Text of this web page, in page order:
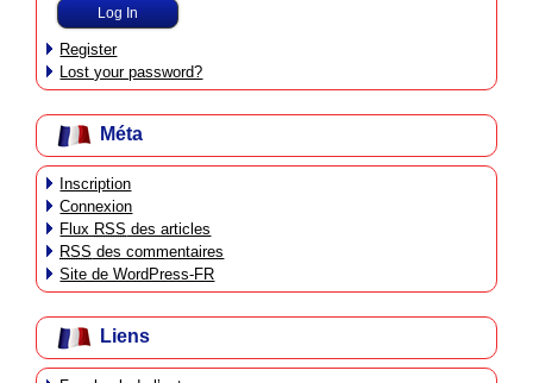
Register
Lost your password?
Méta
Inscription
Connexion
Flux RSS des articles
RSS des commentaires
Site de WordPress-FR
Liens